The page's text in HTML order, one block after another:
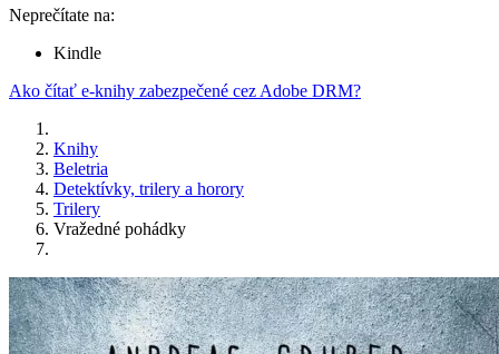
Neprečítate na:
Kindle
Ako čítať e-knihy zabezpečené cez Adobe DRM?
Knihy
Beletria
Detektívky, trilery a horory
Trilery
Vražedné pohádky